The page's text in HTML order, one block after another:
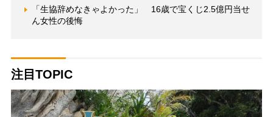
「生協辞めなきゃよかった」 16歳で宝くじ2.5億円当せ
ん女性の後悔
注目TOPIC